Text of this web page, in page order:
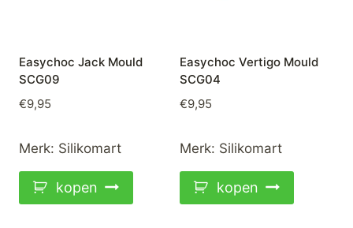
Easychoc Jack Mould
SCG09
€9,95
Merk: Silikomart
kopen
Easychoc Vertigo Mould
SCG04
€9,95
Merk: Silikomart
kopen